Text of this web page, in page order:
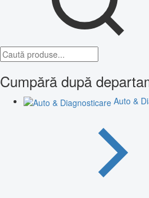
Cumpără după
Auto &